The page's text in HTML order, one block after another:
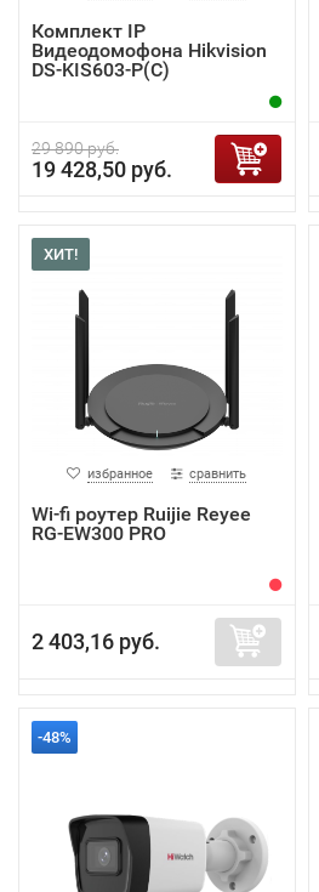
Комплект IP
Видеодомофона Hikvision
DS-KIS603-P(C)
29 890 руб.
19 428,50 руб.
ХИТ!
избранное сравнить
Wi-fi роутер Ruijie Reyee
RG-EW300 PRO
2 403,16 руб.
-48%